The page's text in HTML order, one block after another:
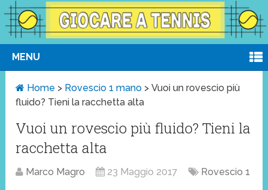
MENU
Home > Rovescio 1 mano >Vuoi un rovescio più
fluido? Tieni la racchetta alta
Vuoi un rovescio più fluido? Tieni la
racchetta alta
Marco Magro 23 Maggio 2017 Rovescio 1